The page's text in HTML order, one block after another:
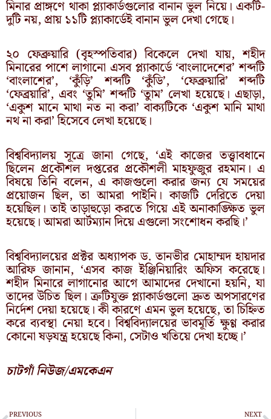
মিনার প্রাঙ্গণে থাকা প্ল্যাকার্ডগুলোর বানান ভুল নিয়ে। একটি-
দুটি নয়, প্রায় ১১টি প্ল্যাকার্ডেই বানান ভুল দেখা গেছে।
২০ ফেব্রুয়ারি (বৃহস্পতিবার) বিকেলে দেখা যায়, শহীদ
মিনারের পাশে লাগানো এসব প্ল্যাকার্ডে ‘বাংলাদেশের’ শব্দটি
‘বাংলাশের’, ‘কুঁড়ি’ শব্দটি ‘কুঁডি’, ‘ফেব্রুয়ারি’ শব্দটি
‘ফেব্রয়ারি’, এবং ‘তুমি’ শব্দটি ‘তুাম’ লেখা হয়েছে। এছাড়া,
‘একুশ মানে মাথা নত না করা’ বাক্যটিকে ‘একুশ মানি মাথা
নথ না করা’ হিসেবে লেখা হয়েছে।
বিশ্ববিদ্যালয় সূত্রে জানা গেছে, ‌‘এই কাজের তত্ত্বাবধানে
ছিলেন প্রকৌশল দপ্তরের প্রকৌশলী মাহফুজুর রহমান। এ
বিষয়ে তিনি বলেন, ‌‌‌এ কাজগুলো করার জন্য যে সময়ের
প্রয়োজন ছিল, তা আমরা পাইনি। কাজটি দেরিতে দেয়া
হয়েছিল। তাই তাড়াহুড়ো করতে গিয়ে এই অনাকাঙ্ক্ষিত ভুল
হয়েছে। আমরা আর্টম্যান দিয়ে এগুলো সংশোধন করছি।’
বিশ্ববিদ্যালয়ের প্রক্টর অধ্যাপক ড. তানভীর মোহাম্মদ হায়দার
আরিফ জানান, ‘এসব কাজ ইঞ্জিনিয়ারিং অফিস করেছে।
শহীদ মিনারে লাগানোর আগে আমাদের দেখানো হয়নি, যা
তাদের উচিত ছিল। ত্রুটিযুক্ত প্ল্যাকার্ডগুলো দ্রুত অপসারণের
নির্দেশ দেয়া হয়েছে। কী কারণে এমন ভুল হয়েছে, তা চিহ্নিত
করে ব্যবস্থা নেয়া হবে। বিশ্ববিদ্যালয়ের ভাবমূর্তি ক্ষুণ্ণ করার
কোনো ষড়যন্ত্র হয়েছে কিনা, সেটাও খতিয়ে দেখা হচ্ছে।’
চাটগাঁ নিউজ/এমকেএন
Prev
PREVIOUS NEXT